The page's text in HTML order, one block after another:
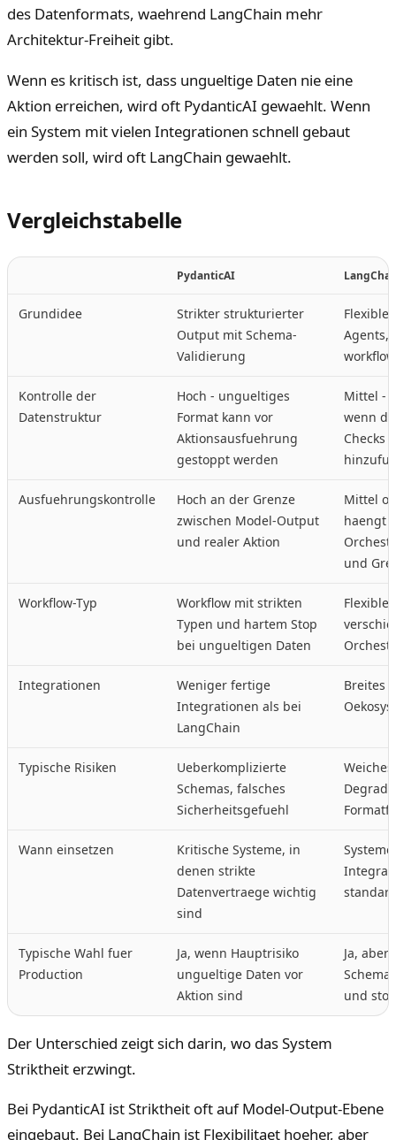
des Datenformats, waehrend LangChain mehr
Architektur-Freiheit gibt.
Wenn es kritisch ist, dass ungueltige Daten nie eine
Aktion erreichen, wird oft PydanticAI gewaehlt. Wenn
ein System mit vielen Integrationen schnell gebaut
werden soll, wird oft LangChain gewaehlt.
Vergleichstabelle
PydanticAI
Grundidee
Strikter strukturierter
Output mit Schema-
Validierung
Flexible
Agents,
workflow
Kontrolle der
Datenstruktur
Hoch - ungueltiges
Format kann vor
Aktionsausfuehrung
gestoppt werden
Mittel -
wenn
Checks
Ausfuehrungskontrolle
Hoch an der Grenze
zwischen Model-Output
und realer Aktion
Mittel
haengt
und
Workflow-Typ
Workflow mit strikten
Typen und hartem Stop
bei ungueltigen Daten
Integrationen
Weniger fertige
Integrationen als bei
LangChain
Breites
Typische Risiken
Ueberkomplizierte
Schemas, falsches
Sicherheitsgefuehl
Wann einsetzen
Kritische Systeme, in
denen strikte
Datenvertraege wichtig
sind
Typische Wahl fuer
Production
Ja, wenn Hauptrisiko
ungueltige Daten vor
Aktion sind
Ja,
und
Der Unterschied zeigt sich darin, wo das System
Striktheit erzwingt.
Bei PydanticAI ist Striktheit oft auf Model-Output-Ebene
eingebaut. Bei LangChain ist Flexibilitaet hoeher, aber